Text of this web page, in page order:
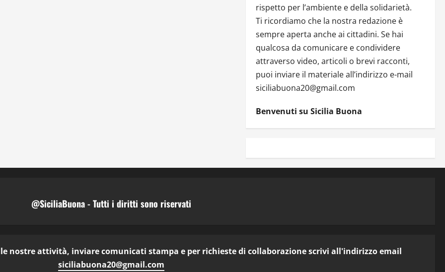
rispetto per l’ambiente e della solidarietà.
Ti ricordiamo che la nostra redazione è
sempre aperta anche ai cittadini. Se hai
qualcosa da comunicare e condividere
attraverso video, articoli o brevi racconti,
puoi inviare il materiale all’indirizzo e-mail
siciliabuona20@gmail.com
Benvenuti su Sicilia Buona
@SiciliaBuona - Tutti i diritti sono riservati
nostre attività, inviare comunicati stampa e per richieste di collaborazione scrivi all'indirizzo email
siciliabuona20@gmail.com